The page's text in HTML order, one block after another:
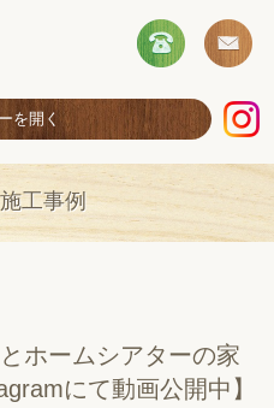
を開く
施工事例
ホームシアターの家
にて動画公開中】